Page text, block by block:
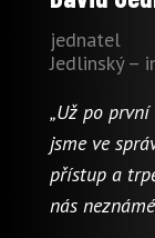
jednatel
Jedlinský –
„Už po
jsme ve
přístup a
nás